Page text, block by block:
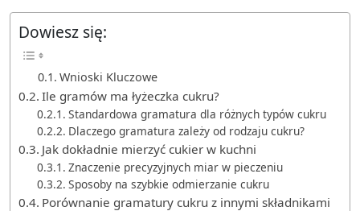
Dowiesz się:
Wnioski Kluczowe
Ile gramów ma łyżeczka cukru?
Standardowa gramatura dla różnych typów cukru
Dlaczego gramatura zależy od rodzaju cukru?
Jak dokładnie mierzyć cukier w kuchni
Znaczenie precyzyjnych miar w pieczeniu
Sposoby na szybkie odmierzanie cukru
Porównanie gramatury cukru z innymi składnikami